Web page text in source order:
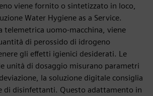
viene fornito o sintetizzato in loco,
Water Hygiene as a Service.
telemetrica uomo-macchina, viene
di perossido di idrogeno
gli effetti igienici desiderati. Le
unità di dosaggio misurano parametri
la soluzione digitale consiglia
di disinfettanti. Questo adattamento in